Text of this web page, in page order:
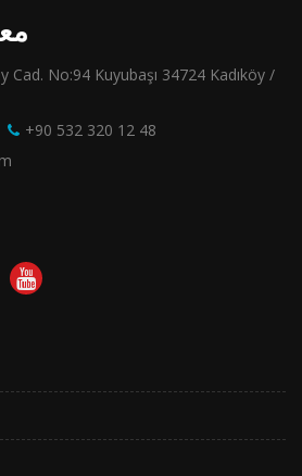
Cad. No:94 Kuyubaşı 34724 Kadıköy /
+90 532 320 12 48